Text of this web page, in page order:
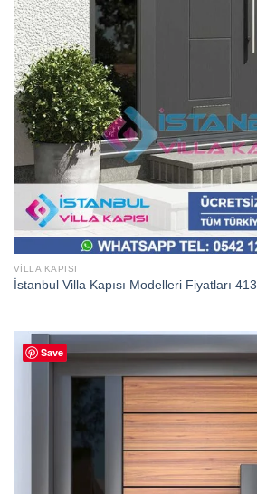
VILLA KAPISI
İstanbul Villa Kapısı Modelleri Fiyatları 413
Save